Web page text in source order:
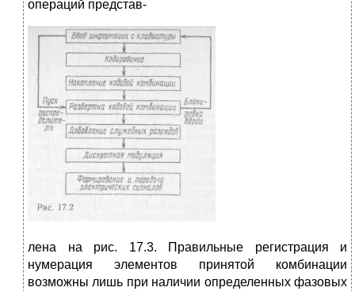
операций представ-
лена на рис. 17.3. Правильные регистрация и
нумерация элементов принятой комбинации
возможны лишь при наличии определенных фазовых